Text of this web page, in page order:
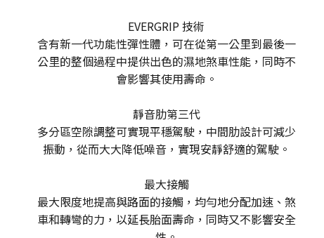
EVERGRIP 技術
含有新一代功能性彈性體，可在從第一公里到最後一
公里的整個過程中提供出色的濕地煞車性能，同時不
會影響其使用壽命。
靜音肋第三代
多分區空隙調整可實現平穩駕駛，中間肋設計可減少
振動，從而大大降低噪音，實現安靜舒適的駕駛。
最大接觸
最大限度地提高與路面的接觸，均勻地分配加速、煞
車和轉彎的力，以延長胎面壽命，同時又不影響安全